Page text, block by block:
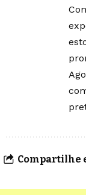
Compartilhe